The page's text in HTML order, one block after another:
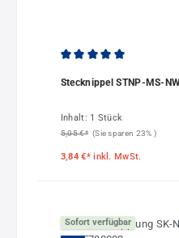
Stecknippel STNP-MS-
Inhalt: 1 Stück
5,05 €* (Sie sparen 23% )
3,84 €*inkl. MwSt.
Sofort verfügbar